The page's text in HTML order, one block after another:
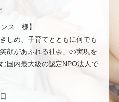
ス 様】
しめ、子育てとともに何でも
顔があふれる社会」の実現を
国内最大級の認定NPO法人で